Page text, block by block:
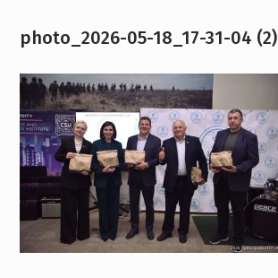
photo_2026-05-18_17-31-04 (2)